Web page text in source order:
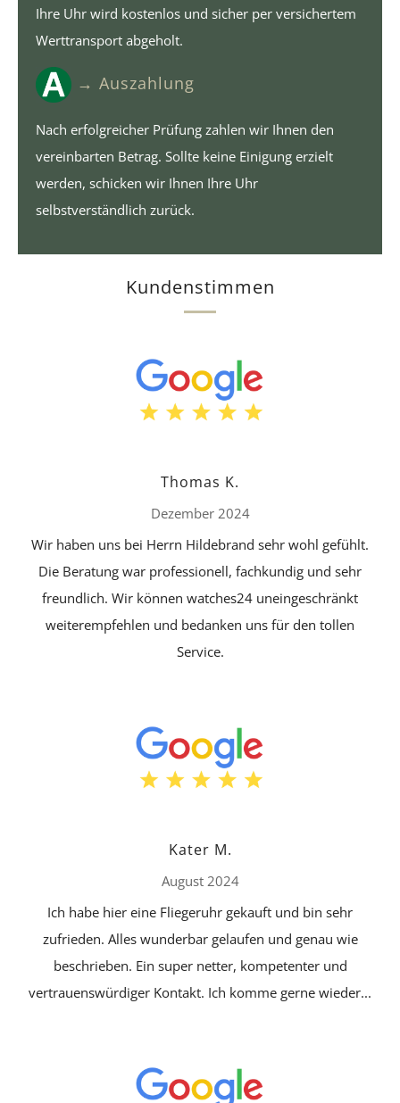
Ihre Uhr wird kostenlos und sicher per versichertem
Werttransport abgeholt.
→ Auszahlung
Nach erfolgreicher Prüfung zahlen wir Ihnen den
vereinbarten Betrag. Sollte keine Einigung erzielt
werden, schicken wir Ihnen Ihre Uhr
selbstverständlich zurück.
Kundenstimmen
Thomas K.
Dezember 2024
Wir haben uns bei Herrn Hildebrand sehr wohl gefühlt.
Die Beratung war professionell, fachkundig und sehr
freundlich. Wir können watches24 uneingeschränkt
weiterempfehlen und bedanken uns für den tollen
Service.
Kater M.
August 2024
Ich habe hier eine Fliegeruhr gekauft und bin sehr
zufrieden. Alles wunderbar gelaufen und genau wie
beschrieben. Ein super netter, kompetenter und
vertrauenswürdiger Kontakt. Ich komme gerne wieder...